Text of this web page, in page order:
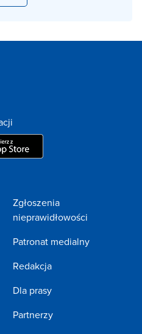
Zgłoszenia
nieprawidłowości
Patronat medialny
Redakcja
Dla prasy
Partnerzy